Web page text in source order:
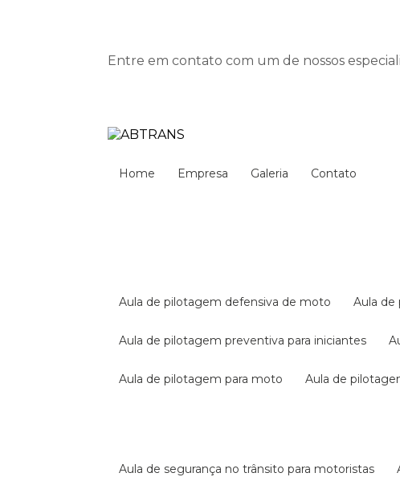
Entre em contato com um de nossos
Home Empresa Galeria Contato
aula de pilotagem defensiva de moto aula
aula de pilotagem preventiva para iniciantes
aula de pilotagem para moto aula de
aula de segurança no trânsito para motoristas